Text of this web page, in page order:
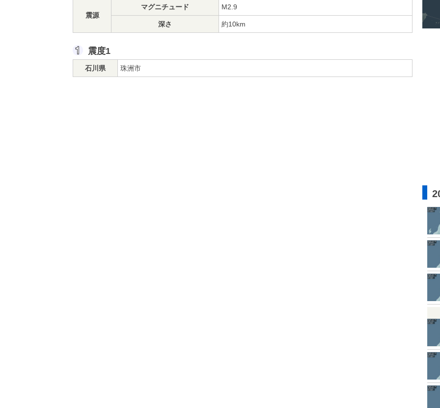
震源
マグニチュード M2.9
深さ 約10km
震度1
石川県 珠洲市